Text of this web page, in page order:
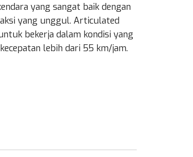
yang sangat baik dengan
yang unggul. Articulated
bekerja dalam kondisi yang
lebih dari 55 km/jam.